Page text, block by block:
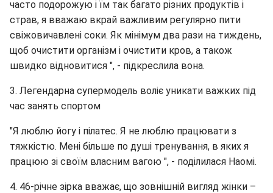
часто подорожую і їм так багато різних продуктів і
страв, я вважаю вкрай важливим регулярно пити
свіжовичавлені соки. Як мінімум два рази на тиждень,
щоб очистити організм і очистити кров, а також
швидко відновитися ", - підкреслила вона.
3. Легендарна супермодель воліє уникати важких під
час занять спортом
"Я люблю йогу і пілатес. Я не люблю працювати з
тяжкістю. Мені більше по душі тренування, в яких я
працюю зі своїм власним вагою ", - поділилася Наомі.
4. 46-річне зірка вважає, що зовнішній вигляд жінки –